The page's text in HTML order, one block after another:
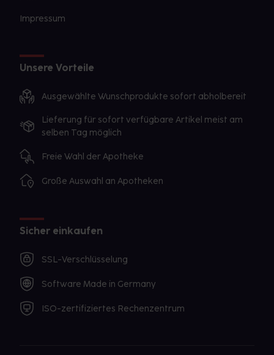
Impressum
Unsere Vorteile
Ausgewählte Wunschprodukte sofort abholbereit
Lieferung für sofort verfügbare Artikel meist am
selben Tag möglich
Freie Wahl der Apotheke
Große Auswahl an Apotheken
Sicher einkaufen
SSL-Verschlüsselung
Software Made in Germany
ISO-zertifiziertes Rechenzentrum